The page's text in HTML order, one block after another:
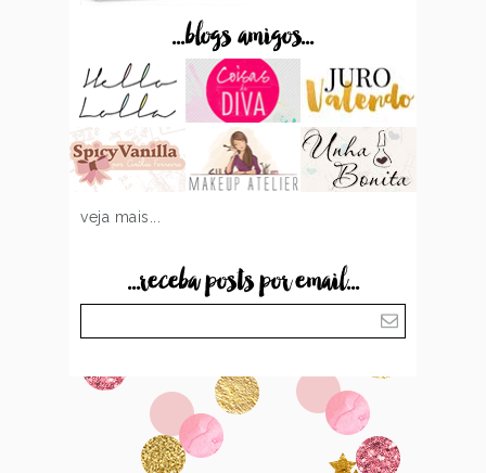
...blogs amigos...
veja mais...
...receba posts por email...